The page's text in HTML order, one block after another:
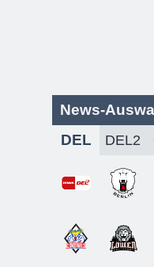
News-
DEL